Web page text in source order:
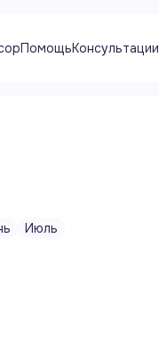
ПомощьКонсультации
Июль